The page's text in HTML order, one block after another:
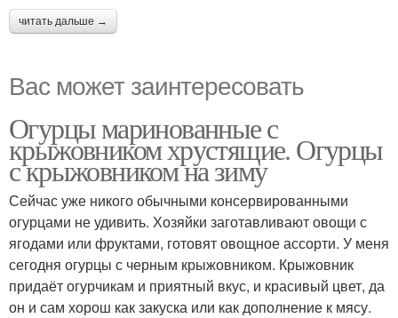
читать дальше →
Вас может заинтересовать
Огурцы маринованные с
крыжовником хрустящие. Огурцы
с крыжовником на зиму
Сейчас уже никого обычными консервированными
огурцами не удивить. Хозяйки заготавливают овощи с
ягодами или фруктами, готовят овощное ассорти. У меня
сегодня огурцы с черным крыжовником. Крыжовник
придаёт огурчикам и приятный вкус, и красивый цвет, да
он и сам хорош как закуска или как дополнение к мясу.